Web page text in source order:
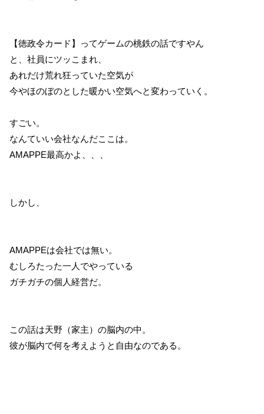
【徳政令カード】ってゲームの桃鉄の話ですやん
と、社員にツッこまれ、
あれだけ荒れ狂っていた空気が
今やほのぼのとした暖かい空気へと変わっていく。
すごい。
なんていい会社なんだここは。
AMAPPE最高かよ、、、
しかし、
AMAPPEは会社では無い。
むしろたった一人でやっている
ガチガチの個人経営だ。
この話は天野（家主）の脳内の中。
彼が脳内で何を考えようと自由なのである。